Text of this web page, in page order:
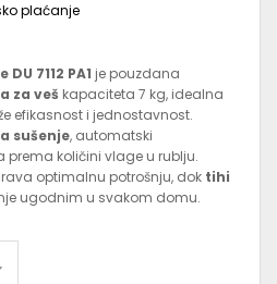
plaćanje
7112 PA1 je pouzdana
za veš kapaciteta 7 kg, idealna
efikasnost i jednostavnost.
sušenje, automatski
količini vlage u rublju.
optimalnu potrošnju, dok tihi
ugodnim u svakom domu.